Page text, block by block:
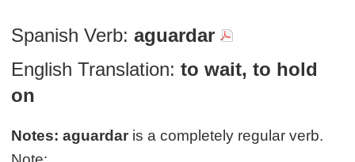
Spanish Verb: aguardar
English Translation: to wait, to hold
on
Notes: aguardar is a completely regular verb.